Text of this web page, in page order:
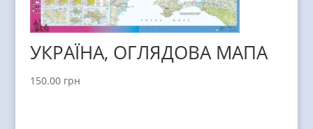
УКРАЇНА, ОГЛЯДОВА МАПА
150.00 грн